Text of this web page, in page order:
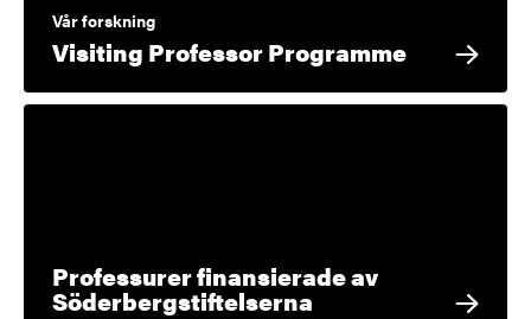
Vår forskning
Visiting Professor Programme
Professurer finansierade av
Söderbergstiftelserna